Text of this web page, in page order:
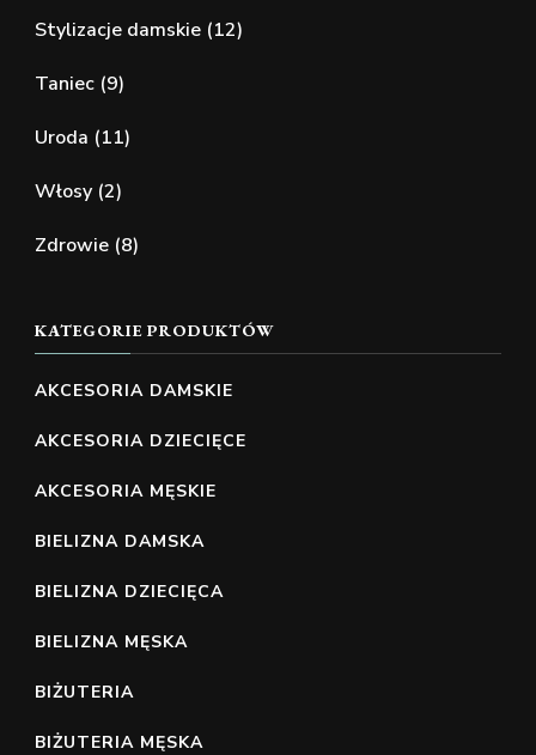
Stylizacje damskie (12)
Taniec (9)
Uroda (11)
Włosy (2)
Zdrowie (8)
KATEGORIE PRODUKTÓW
AKCESORIA DAMSKIE
AKCESORIA DZIECIĘCE
AKCESORIA MĘSKIE
BIELIZNA DAMSKA
BIELIZNA DZIECIĘCA
BIELIZNA MĘSKA
BIŻUTERIA
BIŻUTERIA MĘSKA